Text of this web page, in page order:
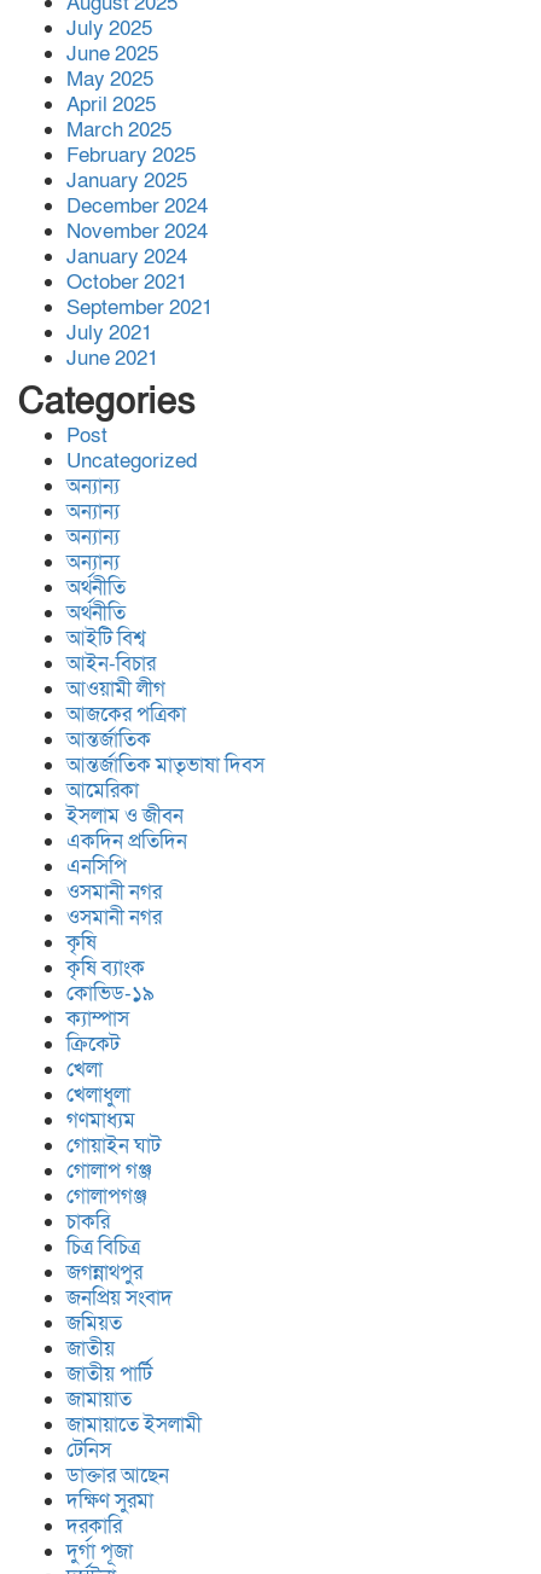
জালালাবাদ অ্যাসোসিয়েশন নির্বাচন-
স্বচ্ছতা, জবাবদিহিতা প্রতিষ্ঠার
July 2025
June 2025
May 2025
April 2025
March 2025
February 2025
January 2025
December 2024
November 2024
January 2024
October 2021
September 2021
July 2021
June 2021
Categories
Post
Uncategorized
অন্যান্য
অন্যান্য
অন্যান্য
অন্যান্য
অর্থনীতি
অর্থনীতি
আইটি বিশ্ব
আইন-বিচার
আওয়ামী লীগ
আজকের পত্রিকা
আন্তর্জাতিক
আন্তর্জাতিক মাতৃভাষা দিবস
আমেরিকা
ইসলাম ও জীবন
একদিন প্রতিদিন
এনসিপি
ওসমানী নগর
ওসমানী নগর
কৃষি
কৃষি ব্যাংক
কোভিড-১৯
ক্যাম্পাস
ক্রিকেট
খেলা
খেলাধুলা
গণমাধ্যম
গোয়াইন ঘাট
গোলাপ গঞ্জ
গোলাপগঞ্জ
চাকরি
চিত্র বিচিত্র
জগন্নাথপুর
জনপ্রিয় সংবাদ
জমিয়ত
জাতীয়
জাতীয় পার্টি
জামায়াত
জামায়াতে ইসলামী
টেনিস
ডাক্তার আছেন
দক্ষিণ সুরমা
দরকারি
দুর্গা পূজা